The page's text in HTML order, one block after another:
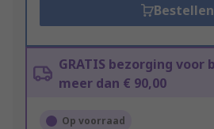
Bestellen
GRATIS bezorging voor
meer dan € 90,00
Op voorraad